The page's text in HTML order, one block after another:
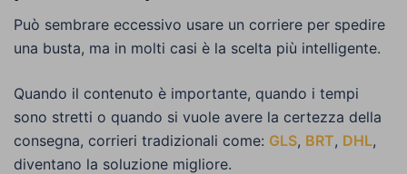
Può sembrare eccessivo usare un corriere per spedire
una busta, ma in molti casi è la scelta più intelligente.
Quando il contenuto è importante, quando i tempi
sono stretti o quando si vuole avere la certezza della
consegna, corrieri tradizionali come: GLS, BRT, DHL,
diventano la soluzione migliore.